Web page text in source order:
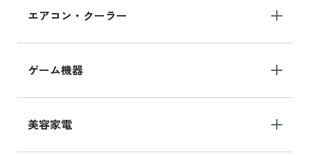
エアコン・クーラー
ゲーム機器
美容家電